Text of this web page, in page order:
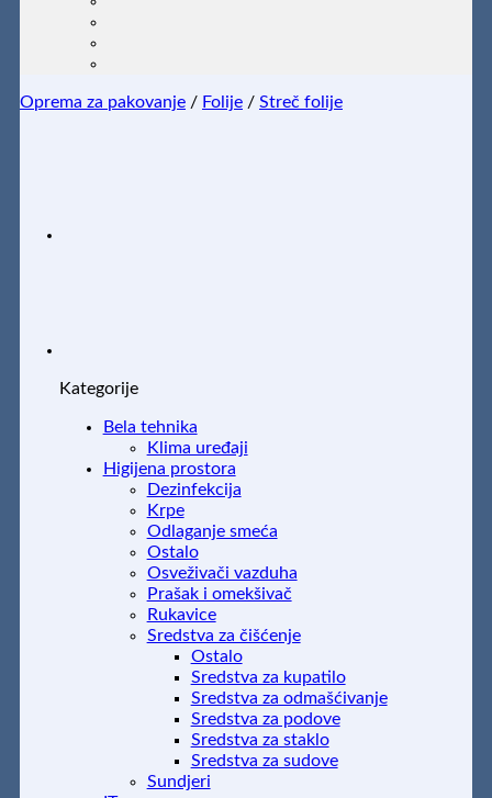
Oprema za pakovanje / Folije / Streč folije
Kategorije
Bela tehnika
Klima uređaji
Higijena prostora
Dezinfekcija
Krpe
Odlaganje smeća
Ostalo
Osveživači vazduha
Prašak i omekšivač
Rukavice
Sredstva za čišćenje
Ostalo
Sredstva za kupatilo
Sredstva za odmašćivanje
Sredstva za podove
Sredstva za staklo
Sredstva za sudove
Sundjeri